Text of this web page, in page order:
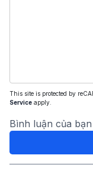
This site is protected by
Service apply.
Bình luận của